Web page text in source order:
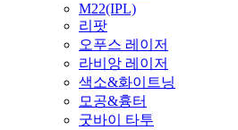
M22(IPL)
리팟
오푸스 레이저
라비앙 레이저
색소&화이트닝
모공&흉터
굿바이 타투